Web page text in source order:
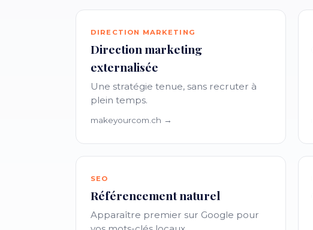
DIRECTION MARKETING
Direction marketing
externalisée
Une stratégie tenue, sans recruter à
plein temps.
makeyourcom.ch →
SEO
Référencement naturel
Apparaître premier sur Google pour